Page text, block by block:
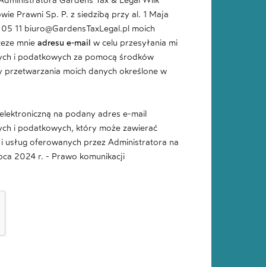
Prawni Sp. P. z siedzibą przy al. 1 Maja
11 biuro@GardensTaxLegal.pl moich
mnieadresu e-mail w celu przesyłania mi
i podatkowych za pomocą środków
przetwarzania moich danych określone w
na podany adres e-mail
i podatkowych, który może zawierać
oferowanych przez Administratora na
2024 r. - Prawo komunikacji